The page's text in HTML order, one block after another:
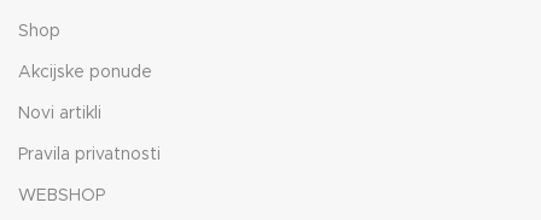
Shop
Akcijske ponude
Novi artikli
Pravila privatnosti
WEBSHOP